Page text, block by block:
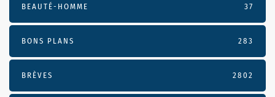
BEAUTÉ-HOMME 37
BONS PLANS 283
BRÈVES 2802